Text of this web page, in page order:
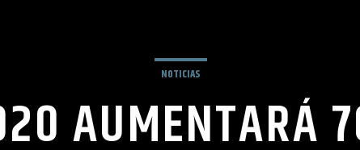
NOTICIAS
AUMENTARÁ